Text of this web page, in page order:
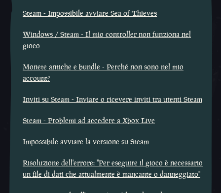
Steam - Impossibile avviare Sea of Thieves
Windows / Steam - Il mio controller non funziona nel
gioco
Monete antiche e bundle - Perché non sono nel mio
account?
Inviti su Steam - Inviare o ricevere inviti tra utenti Steam
Steam - Problemi ad accedere a Xbox Live
Impossibile avviare la versione su Steam
Risoluzione dell'errore: "Per eseguire il gioco è necessario
un file di dati che attualmente è mancante o danneggiato"